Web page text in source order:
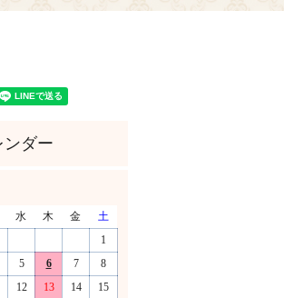
水 木 金
土
1
5 6 7
8
12 13 14
15